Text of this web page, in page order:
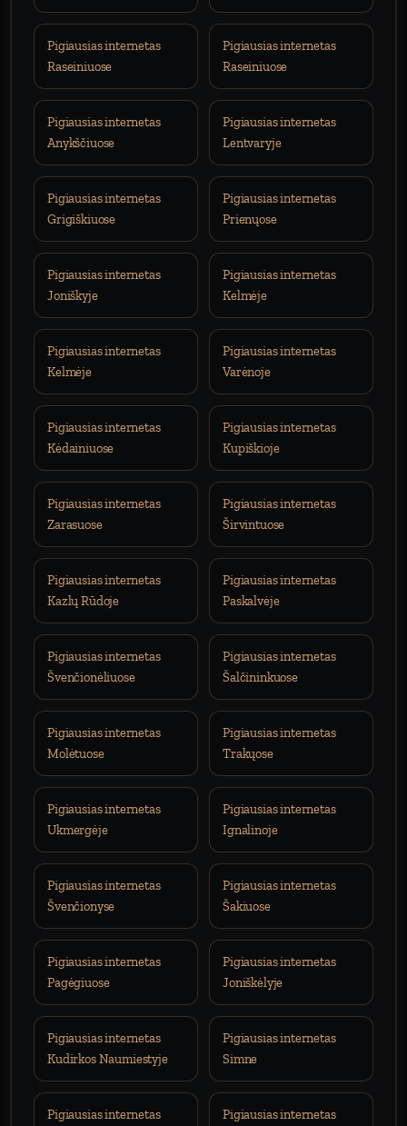
Pigiausias internetas
Raseiniuose
Pigiausias internetas
Raseiniuose
Pigiausias internetas
Anykščiuose
Pigiausias internetas
Lentvaryje
Pigiausias internetas
Grigiškiuose
Pigiausias internetas
Prienųose
Pigiausias internetas
Joniškyje
Pigiausias internetas
Kelmėje
Pigiausias internetas
Kelmėje
Pigiausias internetas
Varėnoje
Pigiausias internetas
Kėdainiuose
Pigiausias internetas
Kupiškioje
Pigiausias internetas
Zarasuose
Pigiausias internetas
Širvintuose
Pigiausias internetas
Kazlų Rūdoje
Pigiausias internetas
Paskalvėje
Pigiausias internetas
Švenčionėliuose
Pigiausias internetas
Šalčininkuose
Pigiausias internetas
Molėtuose
Pigiausias internetas
Trakųose
Pigiausias internetas
Ukmergėje
Pigiausias internetas
Ignalinoje
Pigiausias internetas
Švenčionyse
Pigiausias internetas
Šakiuose
Pigiausias internetas
Pagėgiuose
Pigiausias internetas
Joniškėlyje
Pigiausias internetas
Kudirkos Naumiestyje
Pigiausias internetas
Simne
Pigiausias internetas
Pigiausias internetas